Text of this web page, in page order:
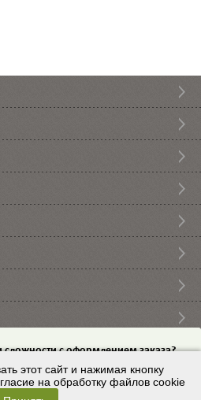
И.А. | Условия использования
с оформлением заказа?
оборудования и мы с вами
этот сайт и нажимая кнопку
на обработку файлов cookie